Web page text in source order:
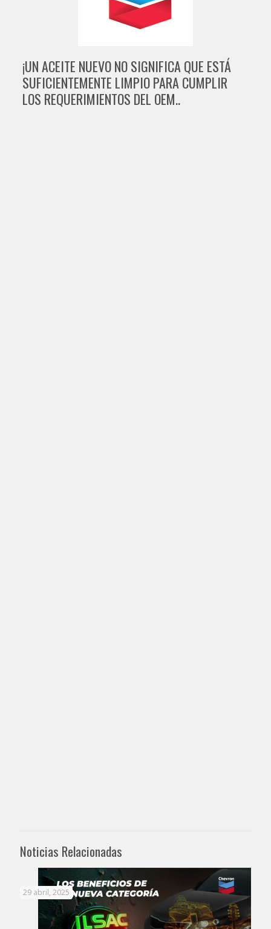
¡UN ACEITE NUEVO NO SIGNIFICA QUE ESTÁ
SUFICIENTEMENTE LIMPIO PARA CUMPLIR
LOS REQUERIMIENTOS DEL OEM..
Noticias Relacionadas
29 abril, 2025